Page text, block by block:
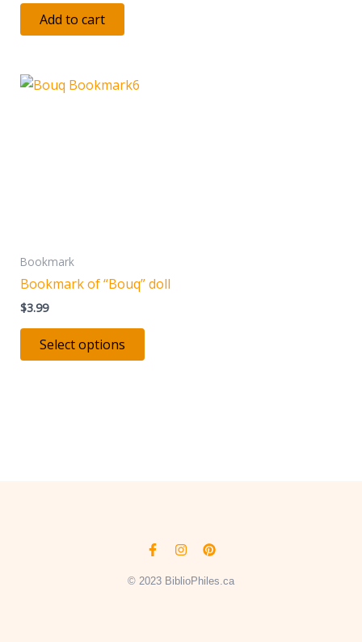
Add to cart
Bookmark
Bookmark of “Bouq” doll
$3.99
Select options
on
product
page
Facebook-
f
Instagram
Pinterest
© 2023 BiblioPhiles.ca